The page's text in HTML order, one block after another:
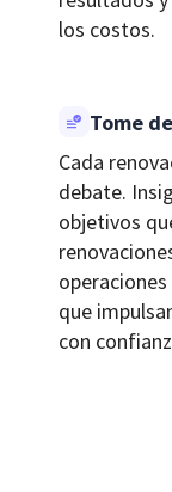
los costos.
Tome
Cada
debate.
objetivos
que
con